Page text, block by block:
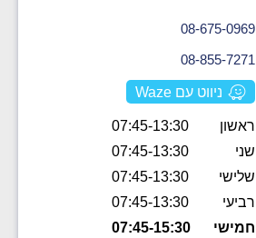
08-675-0969
08-855-7271
ניווט עם Waze
ראשון
07:45-13:30
שני
07:45-13:30
שלישי
07:45-13:30
רביעי
07:45-13:30
חמישי
07:45-15:30